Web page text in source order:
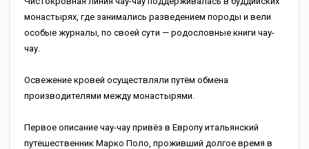
монастырях, где занимались разведением породы и вели
особые журналы, по своей сути — родословные книги чау-
чау.
Освежение кровей осуществляли путём обмена
производителями между монастырями.
Первое описание чау-чау привёз в Европу итальянский
путешественник Марко Поло, проживший долгое время в